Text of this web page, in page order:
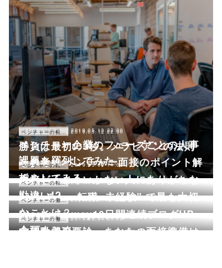
ベンチャーの基本情報 2019.05.13 22:00
ベンチャー企業のフェーズごとの人事
課題を羅列してみた
ベンチャーの転職ノウハウ 2019.05.12 22:00
勝負は最初の3秒。メラビアンの法則
を参考に ベンチャー面接のポイント解
析をしてみる
ベンチャーの転職ノウハウ 2019.05.09 11:00
面接がうまくいかない人にありがちな
勘違い!?
ベンチャーの転職ノウハウ 2019.05.07 12:34
"ベンチャー転職×未経験" で最も大切
なことは？
ベンチャーの働き方 2019.05.07 01:53
Startup's way10日間連続ブログUP
企画まとめ
2019.05.04 22:00
志望動機不要論 あなたの面接準備は
ベンチャーの働き方 2019.05.04 01:10
アーリーベンチャーを志す方々へ、2